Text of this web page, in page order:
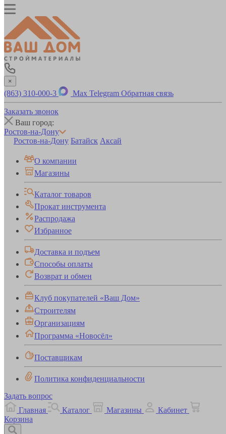
×
(863) 310-000-3 Max Telegram Обратная связь
Заказать звонок
Ваш город:
Ростов-на-Дону
Ростов-на-Дону Батайск Аксай
О компании
Магазины
Каталог товаров
Прокат инструмента
Распродажа
Избранное
Доставка и подъем
Способы оплаты
Возврат и обмен
Клуб покупателей «Ваш Дом»
Строителям
Организациям
Программа «Новосёл»
Поставщикам
Политика конфиденциальности
Задать вопрос
Главная
Каталог Магазины
Кабинет
Корзина